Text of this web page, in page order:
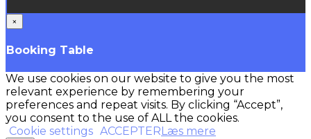
×
Booking Table
We use cookies on our website to give you the most
relevant experience by remembering your
preferences and repeat visits. By clicking “Accept”,
you consent to the use of ALL the cookies.
Cookie settings ACCEPTER Læs mere